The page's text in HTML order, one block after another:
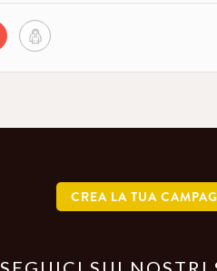
CREA LA TUA